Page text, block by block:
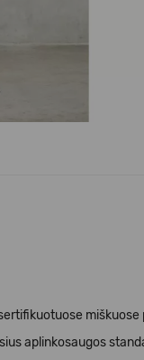
aplinkosaugos